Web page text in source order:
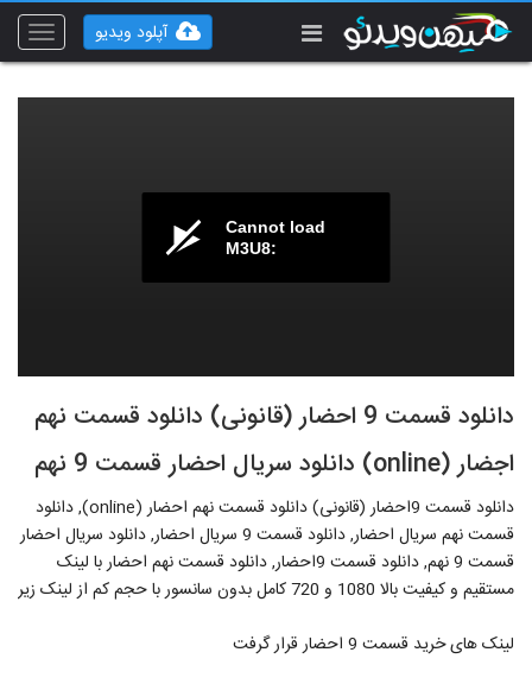
Toggle
آپلود ویدیو
Cannot load
M3U8:
دانلود قسمت 9 احضار (قانونی) دانلود قسمت نهم
اجضار (online) دانلود سریال احضار قسمت 9 نهم
دانلود قسمت 9احضار (قانونی) دانلود قسمت نهم احضار (online), دانلود
قسمت نهم سریال احضار, دانلود قسمت 9 سریال احضار, دانلود سریال احضار
قسمت 9 نهم, دانلود قسمت 9احضار, دانلود قسمت نهم احضار با لینک
مستقیم و کیفیت بالا 1080 و 720 کامل بدون سانسور با حجم کم از لینک زیر
لینک های خرید قسمت 9 احضار قرار گرفت